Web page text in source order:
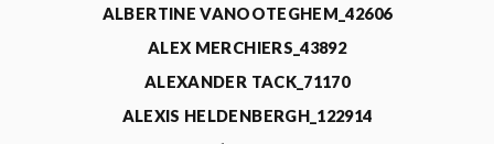
ALBERTINE VANOOTEGHEM_42606
ALEX MERCHIERS_43892
ALEXANDER TACK_71170
ALEXIS HELDENBERGH_122914